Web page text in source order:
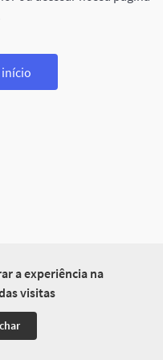
a experiência na
visitas